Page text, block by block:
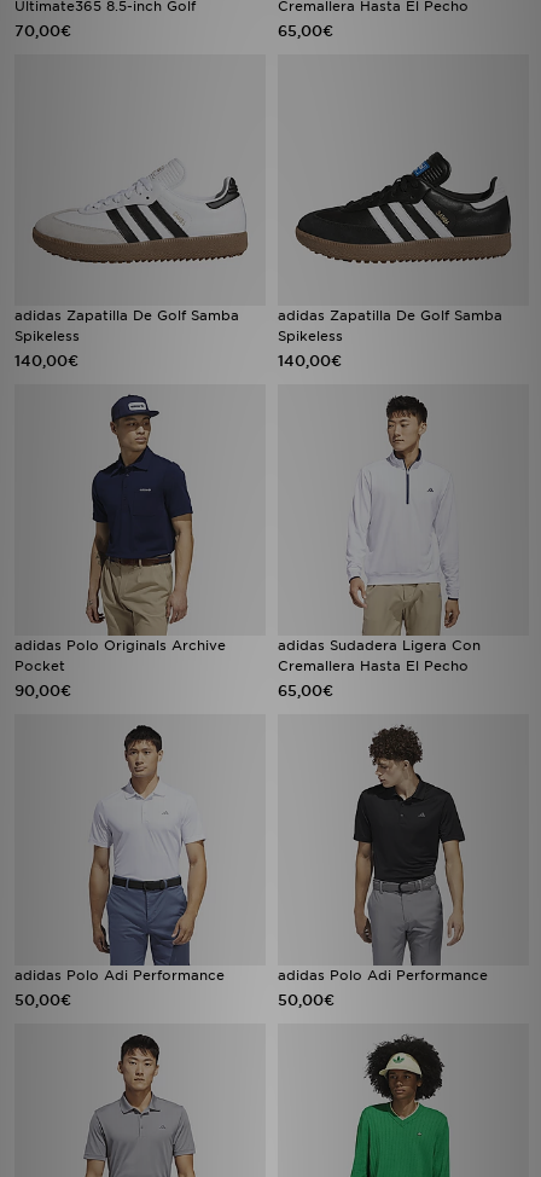
Ultimate365 8.5-inch Golf
70,00€
Cremallera Hasta El Pecho
65,00€
adidas Zapatilla De Golf Samba
Spikeless
140,00€
adidas Zapatilla De Golf Samba
Spikeless
140,00€
adidas Polo Originals Archive
Pocket
90,00€
adidas Sudadera Ligera Con
Cremallera Hasta El Pecho
65,00€
adidas Polo Adi Performance
50,00€
adidas Polo Adi Performance
50,00€